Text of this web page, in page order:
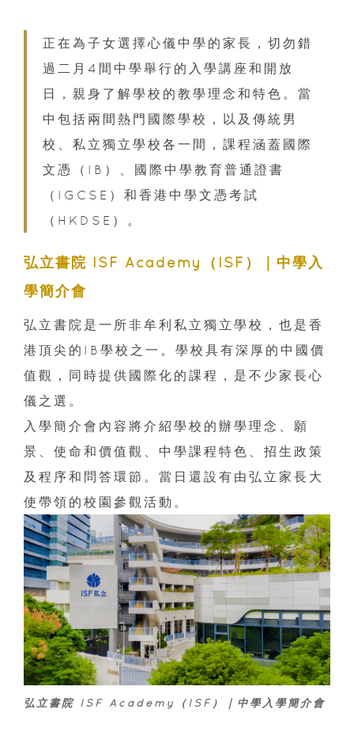
正在為子女選擇心儀中學的家長，切勿錯
過二月4間中學舉行的入學講座和開放
日，親身了解學校的教學理念和特色。當
中包括兩間熱門國際學校，以及傳統男
校、私立獨立學校各一間，課程涵蓋國際
文憑（IB）、國際中學教育普通證書
（IGCSE）和香港中學文憑考試
（HKDSE）。
弘立書院 ISF Academy（ISF）｜中學入
學簡介會
弘立書院是一所非牟利私立獨立學校，也是香
港頂尖的IB學校之一。學校具有深厚的中國價
值觀，同時提供國際化的課程，是不少家長心
儀之選。
入學簡介會內容將介紹學校的辦學理念、願
景、使命和價值觀、中學課程特色、招生政策
及程序和問答環節。當日還設有由弘立家長大
使帶領的校園參觀活動。
弘立書院 ISF Academy（ISF）｜中學入學簡介會